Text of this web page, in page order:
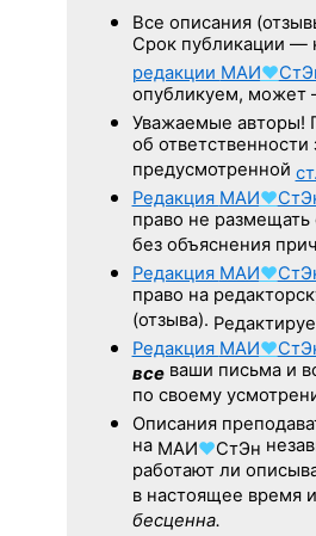
Все описания
Срок публикации —
редакции МАИ♥
опубликуем, может
Уважаемые авторы!
об ответственности
предусмотренной
Редакция МАИ♥
право не размещать
без объяснения
Редакция МАИ♥
право на
(отзыва).
Редакция МАИ♥
всеваши письма и
по своему
Описания
на МАИ♥СтЭн
работают ли
в настоящее время
бесценна.